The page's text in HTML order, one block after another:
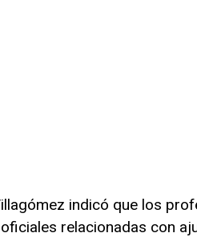
indicó que los
relacionadas con